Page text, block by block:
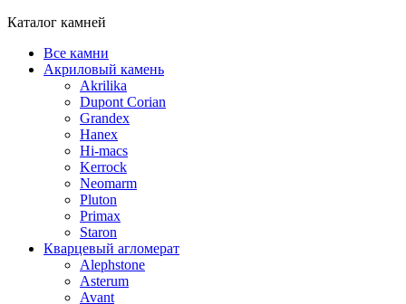
Каталог камней
Все камни
Акриловый камень
Akrilika
Dupont Corian
Grandex
Hanex
Hi-macs
Kerrock
Neomarm
Pluton
Primax
Staron
Кварцевый агломерат
Alephstone
Asterum
Avant